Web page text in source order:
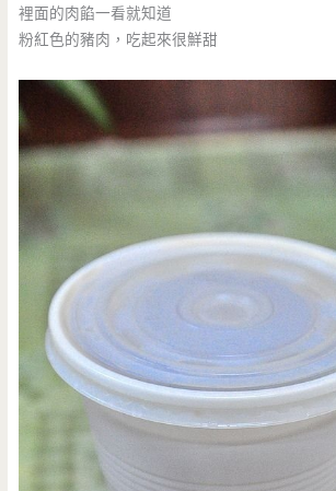
裡面的肉餡一看就知道
粉紅色的豬肉，吃起來很鮮甜